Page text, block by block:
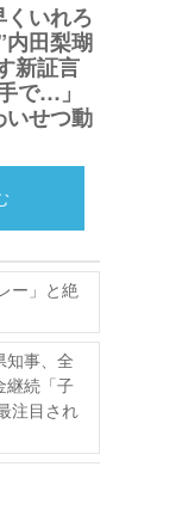
くいれろ
内田梨瑚
新証言
で…」
いせつ動
ー」と絶
知事、全
継続「子
注目され